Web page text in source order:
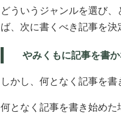
どういうジャンルを選び
ば、次に書くべき記事を決
やみくもに記事を書か
しかし、何となく記事を書
何となく記事を書き始めた